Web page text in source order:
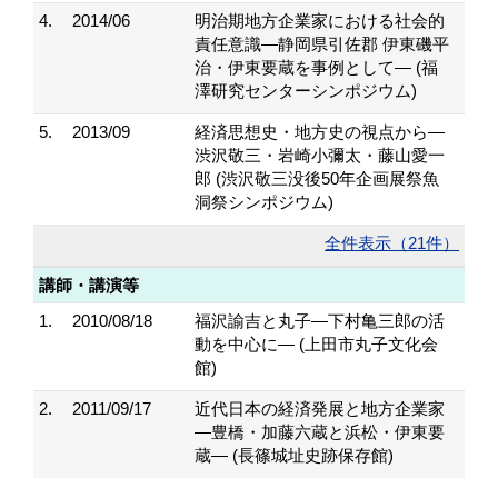
4. 2014/06
明治期地方企業家における社会的
責任意識―静岡県引佐郡 伊東磯平
治・伊東要蔵を事例として― (福
澤研究センターシンポジウム)
5. 2013/09
経済思想史・地方史の視点から―
渋沢敬三・岩崎小彌太・藤山愛一
郎 (渋沢敬三没後50年企画展祭魚
洞祭シンポジウム)
全件表示（21件）
講師・講演等
1.
2010/08/18
福沢諭吉と丸子―下村亀三郎の活
動を中心に― (上田市丸子文化会
館)
2. 2011/09/17
近代日本の経済発展と地方企業家
―豊橋・加藤六蔵と浜松・伊東要
蔵― (長篠城址史跡保存館)